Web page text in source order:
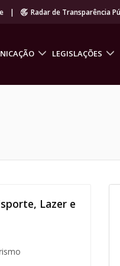
| Radar de Transparência
LEGISLAÇÕES
Lazer e